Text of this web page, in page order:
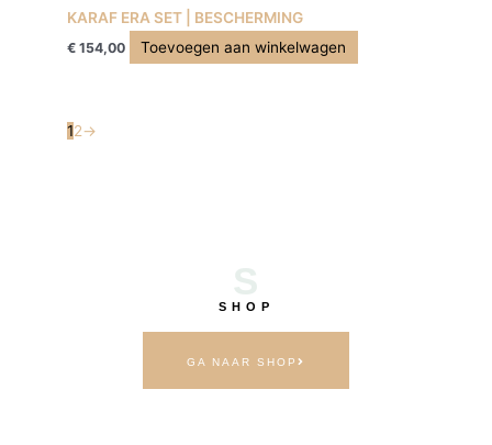
KARAF ERA SET | BESCHERMING
€ 154,00 Toevoegen aan winkelwagen
12→
S
SHOP
GA NAAR SHOP